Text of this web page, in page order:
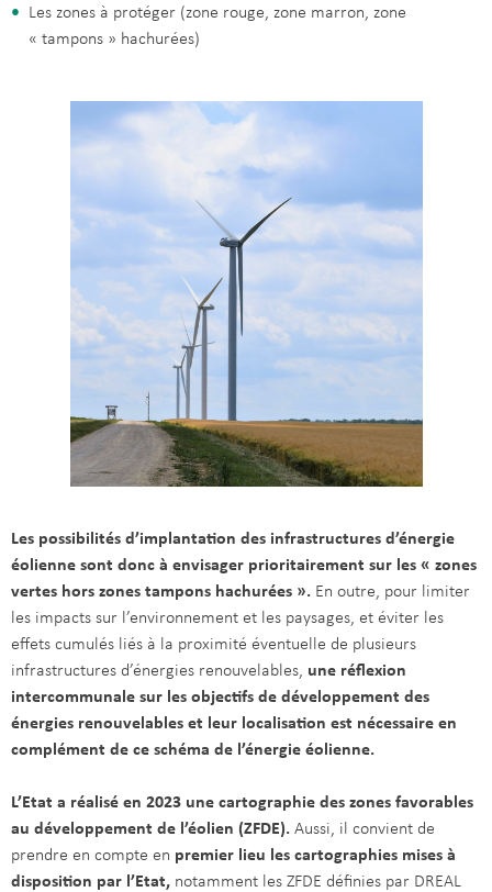
Les zones à protéger (zone rouge, zone marron, zone
« tampons » hachurées)
Les possibilités d’implantation des infrastructures d’énergie
éolienne sont donc à envisager prioritairement sur les « zones
vertes hors zones tampons hachurées ». En outre, pour limiter
les impacts sur l’environnement et les paysages, et éviter les
effets cumulés liés à la proximité éventuelle de plusieurs
infrastructures d’énergies renouvelables, une réflexion
intercommunale sur les objectifs de développement des
énergies renouvelables et leur localisation est nécessaire en
complément de ce schéma de l’énergie éolienne.
L’Etat a réalisé en 2023 une cartographie des zones favorables
au développement de l’éolien (ZFDE). Aussi, il convient de
prendre en compte en premier lieu les cartographies mises à
disposition par l’Etat, notamment les ZFDE définies par DREAL